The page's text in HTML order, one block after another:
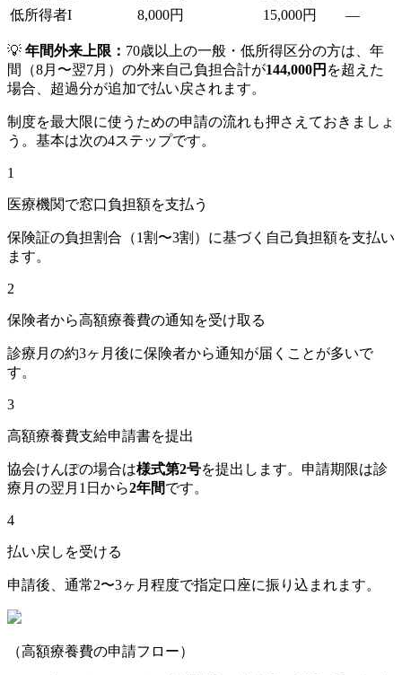
低所得者I
8,000円 15,000円 —
💡 年間外来上限： 70歳以上の一般・低所得区分の方は、年
間（8月〜翌7月）の外来自己負担合計が144,000円 を超えた
場合、超過分が追加で払い戻されます。
制度を最大限に使うための申請の流れも押さえておきましょ
う。基本は次の4ステップです。
1
医療機関で窓口負担額を支払う
保険証の負担割合（1割〜3割）に基づく自己負担額を支払い
ます。
2
保険者から高額療養費の通知を受け取る
診療月の約3ヶ月後に保険者から通知が届くことが多いで
す。
3
高額療養費支給申請書を提出
協会けんぽの場合は様式第2号を提出します。申請期限は診
療月の翌月1日から2年間です。
4
払い戻しを受ける
申請後、通常2〜3ヶ月程度で指定口座に振り込まれます。
（高額療養費の申請フロー）